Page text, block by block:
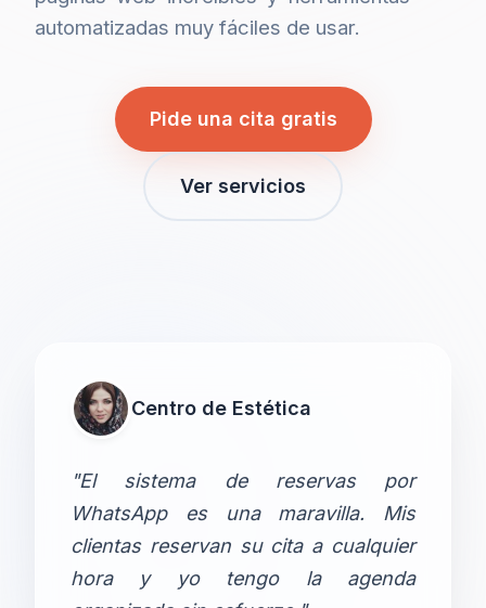
automatizadas muy fáciles de usar.
Pide una cita gratis
Ver servicios
Centro de Estética
"El sistema de reservas por
WhatsApp es una maravilla. Mis
clientas reservan su cita a cualquier
hora y yo tengo la agenda